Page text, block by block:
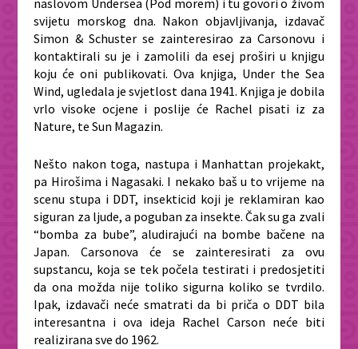
svijetu morskog dna. Nakon objavljivanja, izdavač
Simon & Schuster se zainteresirao za Carsonovu i
kontaktirali su je i zamolili da esej proširi u knjigu
koju će oni publikovati. Ova knjiga, Under the Sea
Wind, ugledala je svjetlost dana 1941. Knjiga je dobila
vrlo visoke ocjene i poslije će Rachel pisati iz za
Nature, te Sun Magazin.
Nešto nakon toga, nastupa i Manhattan projekakt,
pa Hirošima i Nagasaki. I nekako baš u to vrijeme na
scenu stupa i DDT, insekticid koji je reklamiran kao
siguran za ljude, a poguban za insekte. Čak su ga zvali
“bomba za bube”, aludirajući na bombe bačene na
Japan. Carsonova će se zainteresirati za ovu
supstancu, koja se tek počela testirati i predosjetiti
da ona možda nije toliko sigurna koliko se tvrdilo.
Ipak, izdavači neće smatrati da bi priča o DDT bila
interesantna i ova ideja Rachel Carson neće biti
realizirana sve do 1962.